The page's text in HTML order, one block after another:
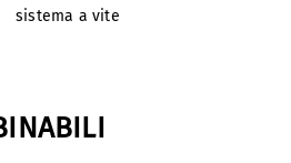
sistema a vite